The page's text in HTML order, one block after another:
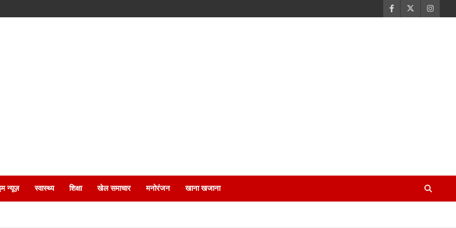
न्यूज़ स्वास्थ्य शिक्षा खेल समाचार मनोरंजन खाना खजाना